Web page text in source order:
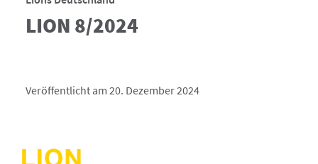
LION 8/2024
Veröffentlicht am 20. Dezember 2024